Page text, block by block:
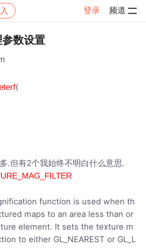
登录 频道
帖子详情
数设置
(
.但有2个我始终不明白什么意思.
function is used when th
maps to an area less than or
element. It sets the texture m
to either GL_NEAREST or GL_L